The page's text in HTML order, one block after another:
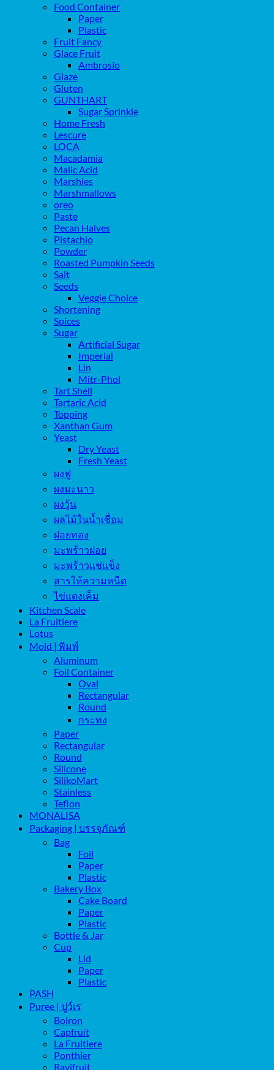
Food Container
Paper
Plastic
Fruit Fancy
Glace Fruit
Ambrosio
Glaze
Gluten
GUNTHART
Sugar Sprinkle
Home Fresh
Lescure
LOCA
Macadamia
Malic Acid
Marshies
Marshmallows
oreo
Paste
Pecan Halves
Pistachio
Powder
Roasted Pumpkin Seeds
Salt
Seeds
Veggie Choice
Shortening
Spices
Sugar
Artificial Sugar
Imperial
Lin
Mitr-Phol
Tart Shell
Tartaric Acid
Topping
Xanthan Gum
Yeast
Dry Yeast
Fresh Yeast
ผงฟู
ผงมะนาว
ผงวุ้น
ผลไม้ในน้ำเชื่อม
ฝอยทอง
มะพร้าวฝอย
มะพร้าวแช่แข็ง
สารให้ความหนืด
ไข่แดงเค็ม
Kitchen Scale
La Fruitiere
Lotus
Mold | พิมพ์
Aluminum
Foil Container
Oval
Rectangular
Round
กระทง
Paper
Rectangular
Round
Silicone
SilikoMart
Stainless
Teflon
MONALISA
Packaging | บรรจุภัณฑ์
Bag
Foil
Paper
Plastic
Bakery Box
Cake Board
Paper
Plastic
Bottle & Jar
Cup
Lid
Paper
Plastic
PASH
Puree | ปูว์เร
Boiron
Capfruit
La Fruitiere
Ponthier
Ravifruit